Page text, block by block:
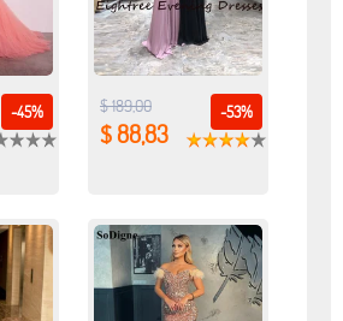
-45% -53%
$ 189,00
$ 88,83